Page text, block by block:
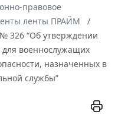
правовое
ленты ПРАЙМ
326 “Об утверждении
военнослужащих
назначенных в
службы”